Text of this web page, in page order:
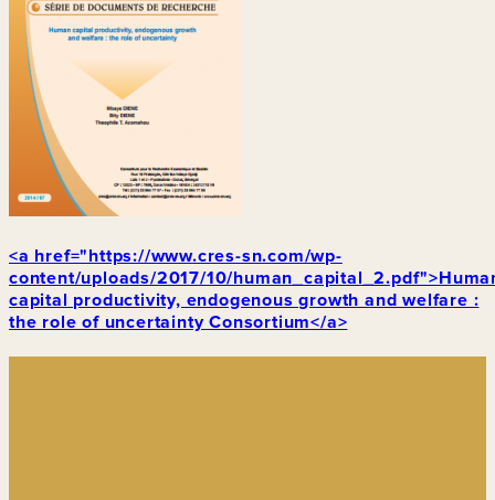
<a href="https://www.cres-sn.com/wp-
content/uploads/2017/10/
capital productivity, endogenous growth and welfare :
the role of uncertainty Consortium</a>